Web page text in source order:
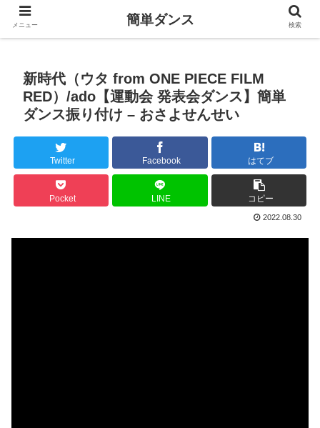
新時代（ウタ from ONE PIECE FILM
RED）/ado【運動会 発表会ダンス】簡単
ダンス振り付け – おさよせんせい
Twitter Facebook はてブ
Pocket LINE コピー
2022.08.30
メニュー 簡単ダンス 検索